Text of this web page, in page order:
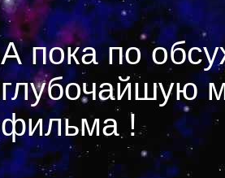
А пока по
глубочайшую
фильма !